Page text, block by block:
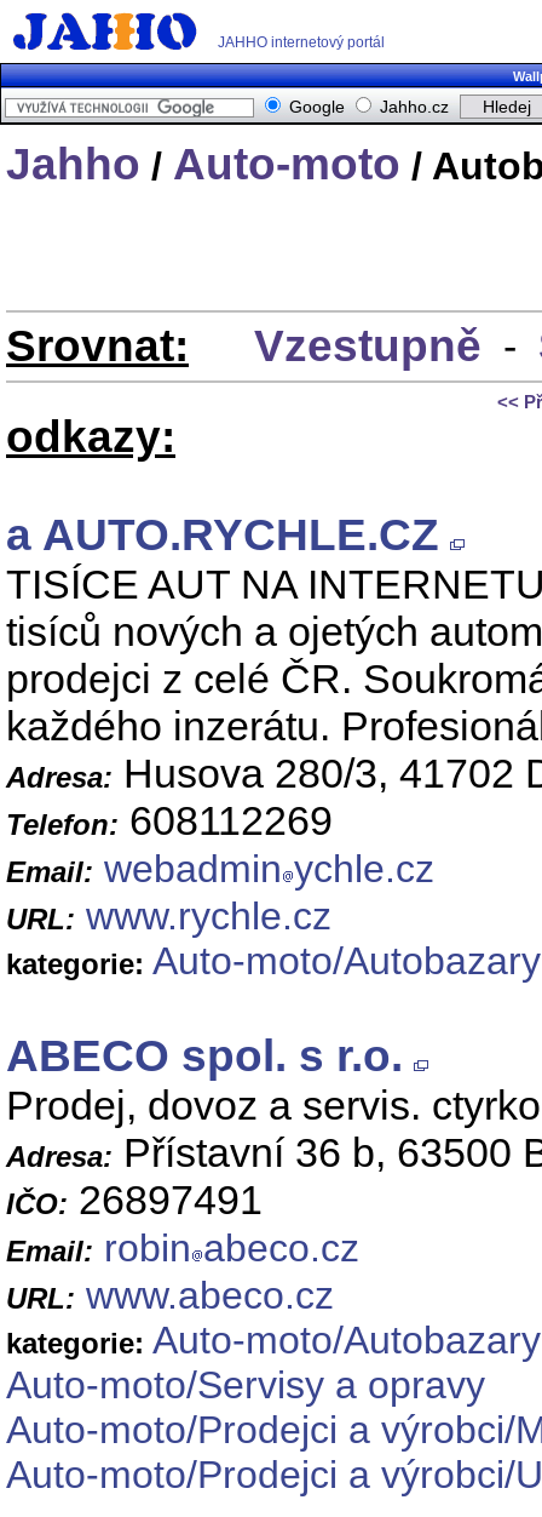
JAHHO internetový portál
Google Jahho.cz
Jahho / Auto-moto /
Srovnat: Vzestupně -
<<
odkazy:
a AUTO.RYCHLE.CZ
TISÍCE AUT NA
tisíců nových a ojetých
prodejci z celé ČR.
každého inzerátu.
Adresa: Husova 280/3, 41702
Telefon: 608112269
Email: webadmin ychle.cz
URL: www.rychle.cz
kategorie: Auto-moto/Autobazary
ABECO spol. s r.o.
Prodej, dovoz a servis.
Adresa: Přístavní 36 b, 63500
IČO: 26897491
Email: robin abeco.cz
URL: www.abeco.cz
kategorie: Auto-moto/Autobazary
Auto-moto/Servisy a opravy
Auto-moto/Prodejci a výrobci/
Auto-moto/Prodejci a výrobci/